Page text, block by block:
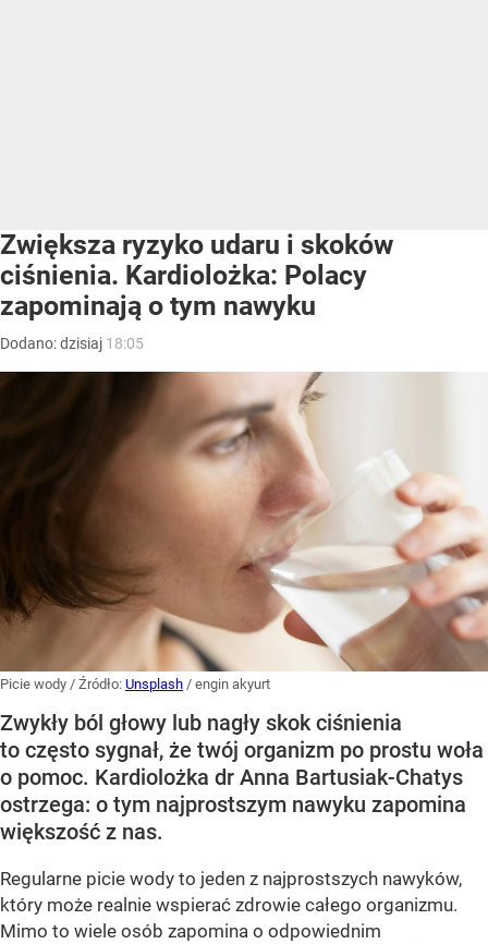
Zwiększa ryzyko udaru i skoków
ciśnienia. Kardiolożka: Polacy
zapominają o tym nawyku
Dodano:dzisiaj 18:05
Picie wody / Źródło: Unsplash / engin akyurt
Zwykły ból głowy lub nagły skok ciśnienia
to często sygnał, że twój organizm po prostu woła
o pomoc. Kardiolożka dr Anna Bartusiak-Chatys
ostrzega: o tym najprostszym nawyku zapomina
większość z nas.
Regularne picie wody to jeden z najprostszych nawyków,
który może realnie wspierać zdrowie całego organizmu.
Mimo to wiele osób zapomina o odpowiednim